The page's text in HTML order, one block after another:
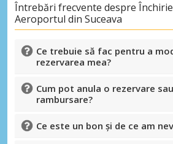
Întrebări frecvente despre
Aeroportul din Suceava
Ce trebuie să fac pentru a
rezervarea mea?
Cum pot anula o rezervare
rambursare?
Ce este un bon și de ce am